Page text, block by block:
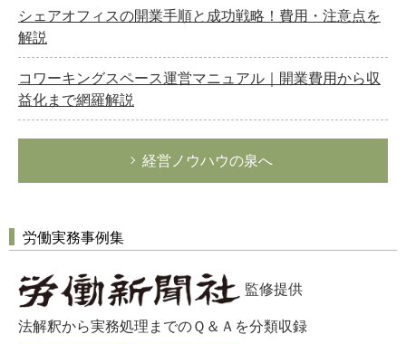
シェアオフィスの開業手順と成功戦略！費用・注意点を
解説
コワーキングスペース運営マニュアル｜開業費用から収
益化まで網羅解説
経営ノウハウの泉へ
労働実務事例集
監修提供
法解釈から実務処理までのＱ＆Ａを分類収録